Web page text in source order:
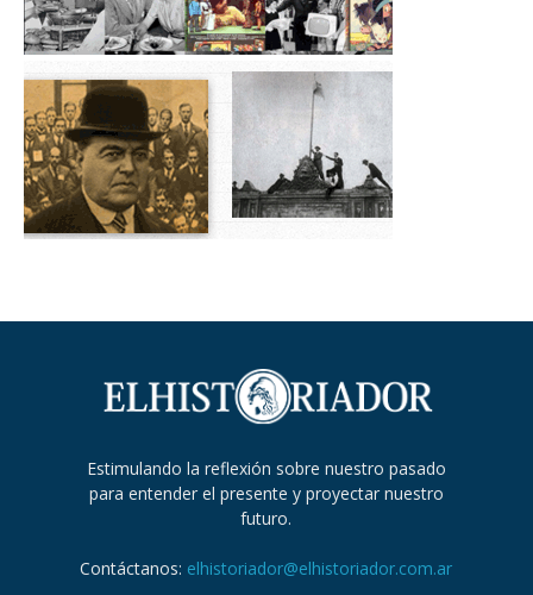
Estimulando la reflexión sobre nuestro pasado
para entender el presente y proyectar nuestro
futuro.
Contáctanos: elhistoriador@elhistoriador.com.ar